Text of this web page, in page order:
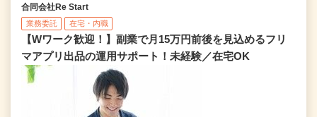
合同会社Re Start
業務委託 在宅・内職
【Wワーク歓迎！】副業で月15万円前後を見込めるフリ
マアプリ出品の運用サポート！未経験／在宅OK